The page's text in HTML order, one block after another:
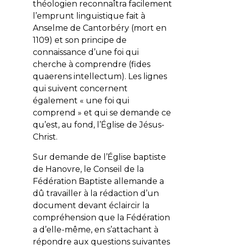
théologien reconnaîtra facilement
l’emprunt linguistique fait à
Anselme de Cantorbéry (mort en
1109) et son principe de
connaissance d’une foi qui
cherche à comprendre (fides
quaerens intellectum). Les lignes
qui suivent concernent
également « une foi qui
comprend » et qui se demande ce
qu’est, au fond, l’Église de Jésus-
Christ.
Sur demande de l’Église baptiste
de Hanovre, le Conseil de la
Fédération Baptiste allemande a
dû travailler à la rédaction d’un
document devant éclaircir la
compréhension que la Fédération
a d’elle-même, en s’attachant à
répondre aux questions suivantes